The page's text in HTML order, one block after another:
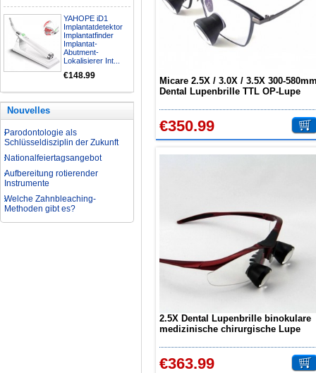
YAHOPE iD1
Implantatdetektor
Implantatfinder
Implantat-
Abutment-
Lokalisierer Int...
€148.99
Nouvelles
Was ist beim Kauf eines
zahnarzt Ultraschallgerätes zu
beachten?
Zahnaufhellung FAQ
Was ist Medical Dental
Tourismus und wie es Ihnen
Wie zur Prävention und
Behandlung Dental Unfälle
Dentale Polymerisationslampe
Parodontologie als
Schlüsseldisziplin der Zukunft
Nationalfeiertagsangebot
Aufbereitung rotierender
Instrumente
Welche Zahnbleaching-
Methoden gibt es?
Micare 2.5X / 3.0X / 3.5X 300-
Dental Lupenbrille TTL OP-Lupe
€350.99
2.5X Dental Lupenbrille binokulare
medizinische chirurgische Lupe
€363.99